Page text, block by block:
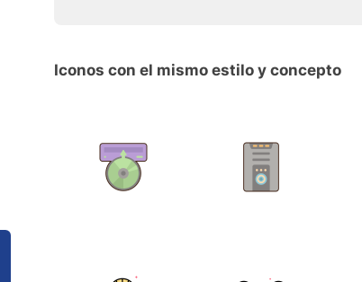
Iconos con el mismo estilo y concepto